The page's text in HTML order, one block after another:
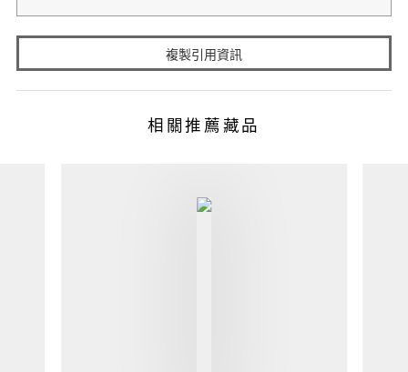
複製引用資訊
相關推薦藏品